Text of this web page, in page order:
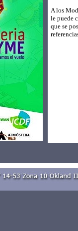
A los
le puede
que se